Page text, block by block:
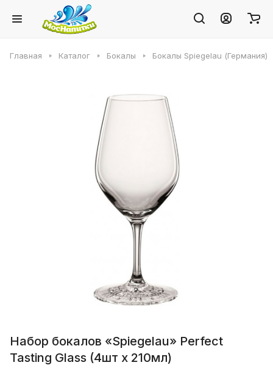
Главная Каталог Бокалы Бокалы Spiegelau (Германия)
Набор бокалов «Spiegelau» Perfect
Tasting Glass (4шт x 210мл)